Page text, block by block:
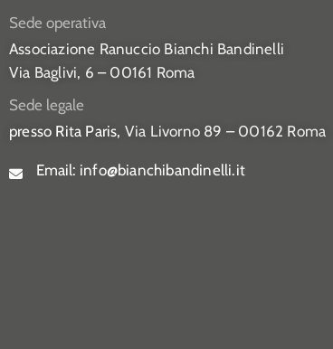
Sede operativa
Associazione Ranuccio Bianchi Bandinelli
Via Baglivi, 6 – 00161 Roma
Sede legale
presso Rita Paris, Via Livorno 89 – 00162 Roma
Email: info@bianchibandinelli.it